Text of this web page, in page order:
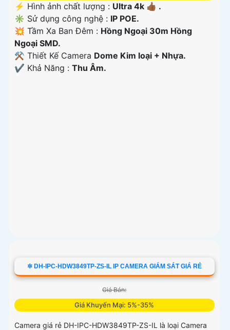
️⚡ Hình ảnh chất lượng : Ultra 4k 👍🏾 .
✳️ Sử dụng công nghệ : IP POE.
💥 Tầm Xa Ban Đêm : Hồng Ngoại 30m Hồng
Ngoại SMD.
⚒ Thiết Kế Camera Dome Kim loại + Nhựa.
️✔️ Khả Năng : Thu Âm.
✲ DH-IPC-HDW3849TP-ZS-IL IP CAMERA GIÁM SÁT GIÁ RẺ
Giá Bán:
Giá Khuyến Mại: 5%-35%
Camera giá rẻ DH-IPC-HDW3849TP-ZS-IL là loại Camera